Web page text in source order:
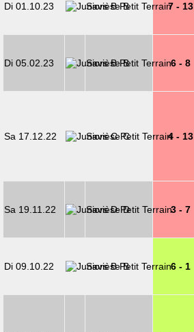
Di 01.10.23 Savièse B 7 - 13
Di 05.02.23 Savièse B 6 - 8
Sa 17.12.22 Savièse C 4 - 13
Sa 19.11.22 Savièse D 3 - 7
Di 09.10.22 Savièse B 6 - 1